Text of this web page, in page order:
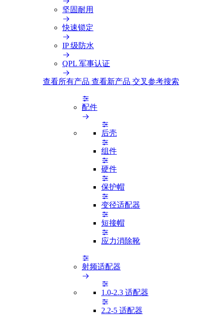
坚固耐用
快速锁定
IP 级防水
QPL 军事认证
查看所有产品 查看新产品 交叉参考搜索
配件
后壳
组件
硬件
保护帽
变径适配器
短接帽
应力消除靴
射频适配器
1.0-2.3 适配器
2.2-5 适配器